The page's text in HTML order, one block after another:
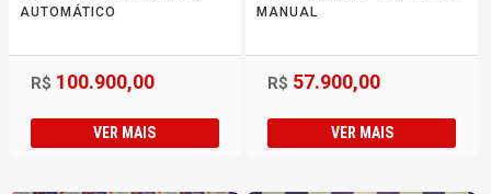
AUTOMÁTICO
R$ 100.900,00
VER MAIS
MANUAL
R$ 57.900,00
VER MAIS